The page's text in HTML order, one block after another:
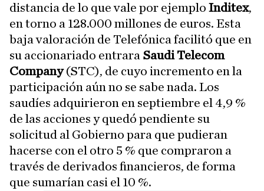
distancia de lo que vale por ejemplo Inditex,
en torno a 128.000 millones de euros. Esta
baja valoración de Telefónica facilitó que en
su accionariado entrara Saudi Telecom
Company(STC), de cuyo incremento en la
participación aún no se sabe nada. Los
saudíes adquirieron en septiembre el 4,9 %
de las acciones y quedó pendiente su
solicitud al Gobierno para que pudieran
hacerse con el otro 5 % que compraron a
través de derivados financieros, de forma
que sumarían casi el 10 %.